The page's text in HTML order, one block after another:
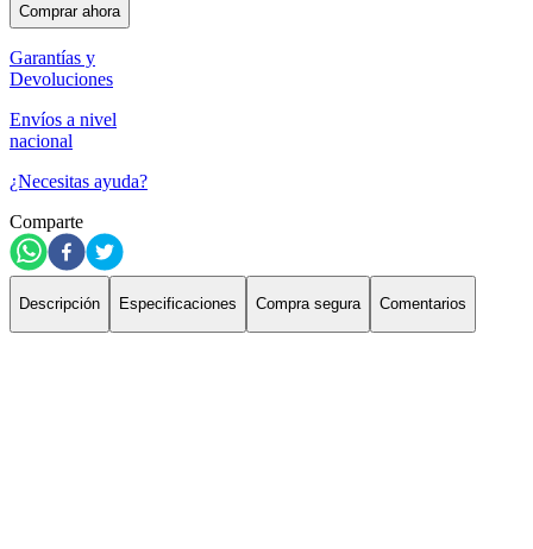
Comprar ahora
Garantías y
Devoluciones
Envíos a nivel
nacional
¿Necesitas ayuda?
Comparte
Descripción Especificaciones Compra segura Comentarios